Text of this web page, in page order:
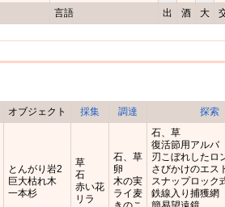
言語 出 酒 大
オブジェクト 採集 調達 探索
とんがり岩2
巨大枯れ木
一本杉
草
石
赤い花
リラ
石、草
卵
木の実
ライ麦
石、草
復活節用アルバ
刃こぼれしたロ
さびかけのエス
スナップロック
鉄線入り捕獲網